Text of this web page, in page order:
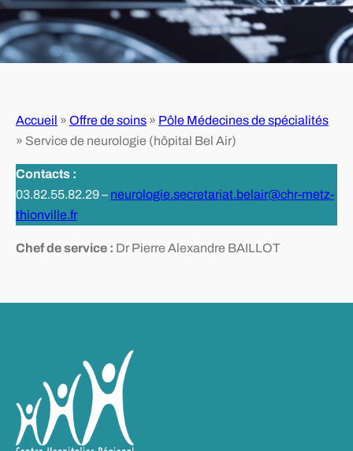
Accueil » Offre de soins » Pôle Médecines de spécialités
» Service de neurologie (hôpital Bel Air)
Contacts :
03.82.55.82.29 – neurologie.secretariat.belair@chr-metz-
thionville.fr
Chef de service : Dr Pierre Alexandre BAILLOT